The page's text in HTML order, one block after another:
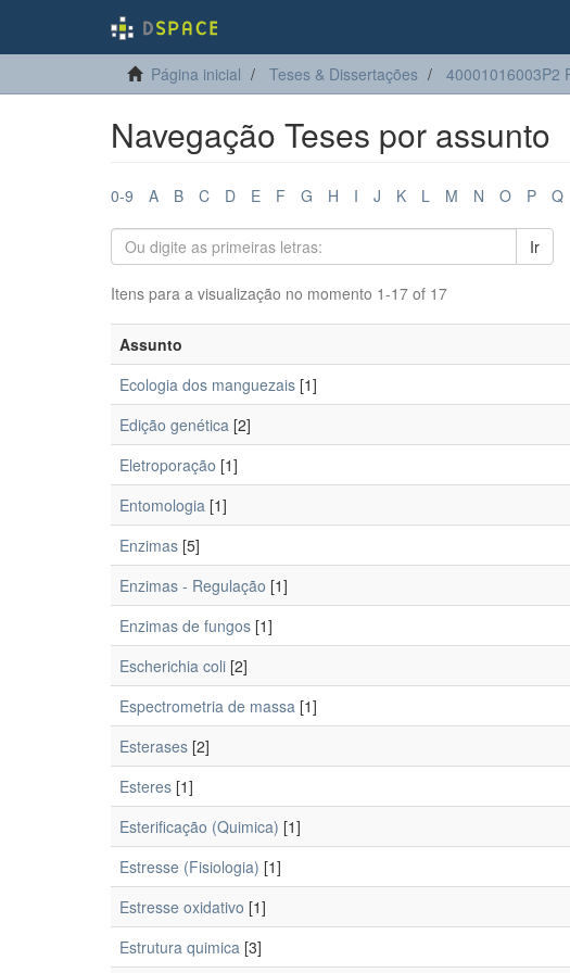
Página inicial Teses & Dissertações 40001016003P2
Navegação Teses por assunto
0-9 A B C D E F G H I J K L M N O P Q
Ir
Itens para a visualização no momento 1-17 of 17
Assunto
Ecologia dos manguezais [1]
Edição genética [2]
Eletroporação [1]
Entomologia [1]
Enzimas [5]
Enzimas - Regulação [1]
Enzimas de fungos [1]
Escherichia coli [2]
Espectrometria de massa [1]
Esterases [2]
Esteres [1]
Esterificação (Quimica) [1]
Estresse (Fisiologia) [1]
Estresse oxidativo [1]
Estrutura quimica [3]